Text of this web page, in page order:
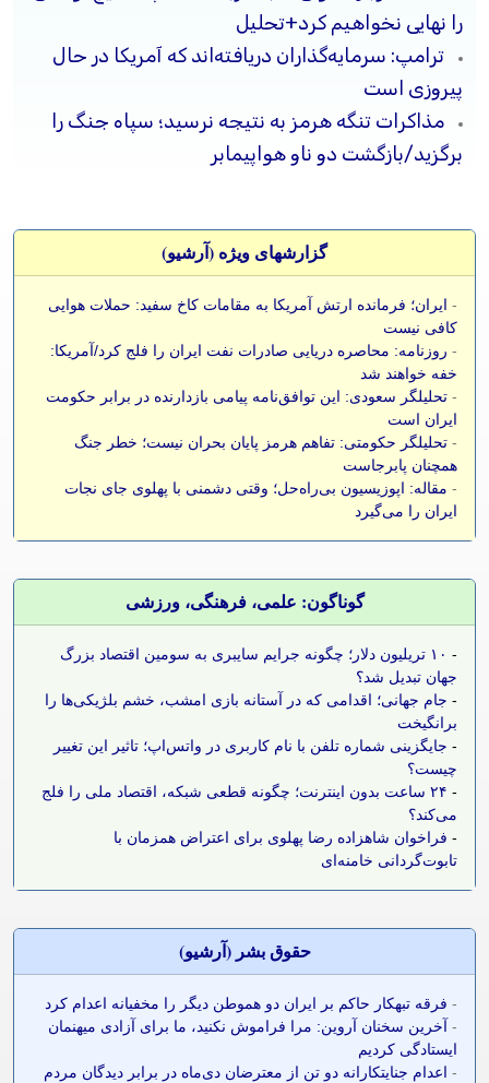
را نهایی نخواهیم کرد+تحلیل
ترامپ: سرمایه‌گذاران دریافته‌اند که آمریکا در حال
پیروزی است
مذاکرات تنگه هرمز به نتیجه نرسید؛ سپاه جنگ را
برگزید/بازگشت دو ناو هواپیمابر
گزارشهای ویژه (آرشيو)
- ایران؛ فرمانده ارتش آمریکا به مقامات کاخ سفید: حملات هوایی
کافی نیست
- روزنامه: محاصره دریایی صادرات نفت ایران را فلج کرد/آمریکا:
خفه خواهند شد
- تحلیلگر سعودی: این توافق‌نامه پیامی بازدارنده در برابر حکومت
ایران است
- تحلیلگر حکومتی: تفاهم هرمز پایان بحران نیست؛ خطر جنگ
همچنان پابرجاست
- مقاله: اپوزیسیون بی‌راه‌حل؛ وقتی دشمنی با پهلوی جای نجات
ایران را می‌گیرد
گوناگون: علمی، فرهنگی، ورزشی
-
۱۰ تریلیون دلار؛ چگونه جرایم سایبری به سومین اقتصاد بزرگ
جهان تبدیل شد؟
- جام جهانی؛ اقدامی که در آستانه بازی امشب، خشم بلژیکی‌ها را
برانگیخت
- جایگزینی شماره تلفن با نام کاربری در واتس‌اپ؛ تاثیر این تغییر
چیست؟
-
۲۴ ساعت بدون اینترنت؛ چگونه قطعی شبکه، اقتصاد ملی را فلج
می‌کند؟
- فراخوان شاهزاده رضا پهلوی برای اعتراض همزمان با
تابوت‌گردانی خامنه‌ای
حقوق بشر (آرشيو)
- فرقه تبهکار حاکم بر ایران دو هموطن دیگر را مخفیانه اعدام کرد
- آخرین سخنان آروین: مرا فراموش نکنید، ما برای آزادی میهنمان
ایستادگی کردیم
- اعدام جنایتکارانه دو تن از معترضان دی‌ماه در برابر دیدگان مردم